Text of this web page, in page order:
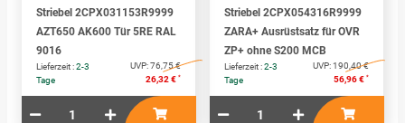
Striebel 2CPX031153R9999
AZT650 AK600 Tür 5RE RAL
9016
Lieferzeit :2-3
Tage
UVP:76,75 €
26,32 € *
Striebel 2CPX054316R9999
ZARA+ Ausrüstsatz für OVR
ZP+ ohne S200 MCB
Lieferzeit :2-3
Tage
UVP:190,40 €
56,96 € *